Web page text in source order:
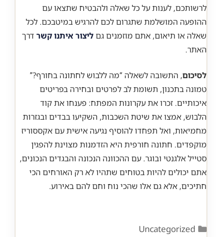
לרשותכם, לענות על כל שאלה ולהבטיח שתצאו עם
ההופעה המושלמת שתגרום לכם להרגיש במיטבכם. לכל
שאלה או תיאום, אתם מוזמנים גםליצור איתנו קשר דרך
האתר.
לסיכום, התשובה לשאלה “מה ללבוש לחתונה בחורף?”
טמונה בתכנון, תשומת לב לפרטים ובחירה בפריטים
איכותיים. זכרו את עקרונות המפתח: פענחו את קוד
הלבוש, אמצו את שיטת השכבות, השקיעו בבדים ובגזרות
מחמיאות, ואל תפחדו להוסיף נגיעה אישית עם אקססוריז
מוקפדים. חתונה חורפית היא הזדמנות מצוינת להפגין
סטייל אלגנטי ובוגר. עם ההכוונה הנכונה והבגדים הנכונים,
אתם יכולים להיות בטוחים שתהיו לא רק האורחים הכי
חתיכים, אלא גם אלו שהכי נוח וחם להם באירוע.
Categories
Uncategorized